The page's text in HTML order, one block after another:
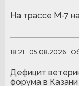
На трассе М-7
18:21 05.08.2026
Дефицит
форума в Казани